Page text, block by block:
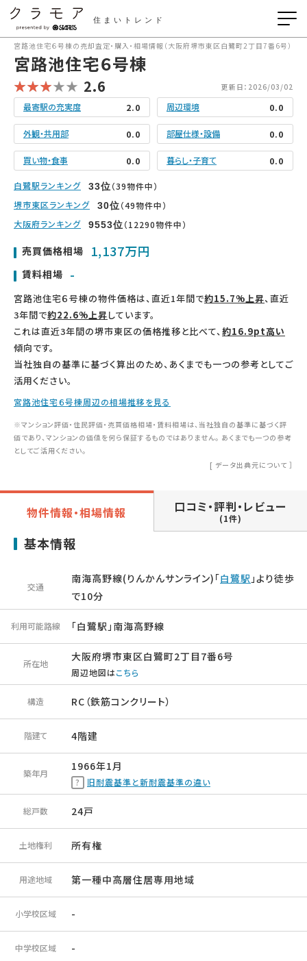
住まいトレンド
宮路池住宅６号棟の売却査定・購入・相場情報（大阪府堺市東区白鷺町2丁目7番6号）
宮路池住宅６号棟
2.6 更新日：2026/03/02
最寄駅の充実度 2.0 周辺環境 0.0
外観・共用部 0.0 部屋仕様・設備 0.0
買い物・食事 0.0 暮らし・子育て 0.0
白鷺駅ランキング 33位（39物件中）
堺市東区ランキング
30位（49物件中）
大阪府ランキング
9553位（12290物件中）
売買価格相場 1,137万円
賃料相場 -
宮路池住宅６号棟の物件価格は、直近1年間で約15.7%上昇、直近
3年間で約22.6%上昇しています。
これは直近3年間の堺市東区の価格推移と比べて、約16.9pt高い
傾向です。
当社独自の基準に基づく算出のため、あくまでも一つの参考としてご
活用ください。
宮路池住宅６号棟周辺の相場推移を見る
※マンション評価・住民評価・売買価格相場・賃料相場は、当社独自の基準に基づく評
価であり、マンションの価値を何ら保証するものではありません。 あくまでも一つの参考
としてご活用ください。
[ データ出典元について ］
物件情報・相場情報 口コミ・評判・レビュー
(1件)
基本情報
交通
南海高野線(りんかんサンライン)「白鷺駅」より徒歩
で10分
利用可能路線 「白鷺駅」南海高野線
所在地
大阪府堺市東区白鷺町2丁目7番6号
周辺地図はこちら
構造 RC（鉄筋コンクリート）
階建て 4階建
築年月
1966年1月
旧耐震基準と新耐震基準の違い
総戸数 24戸
土地権利 所有権
用途地域 第一種中高層住居専用地域
小学校区域 -
中学校区域 -